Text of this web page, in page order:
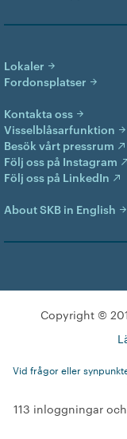
Lokaler
Fordonsplatser
Kontakta oss
Visselblåsarfunktion
Besök vårt pressrum
Följ oss på Instagram
Följ oss på LinkedIn
About SKB in English
Copyright ©
Vid frågor eller
113 inloggningar